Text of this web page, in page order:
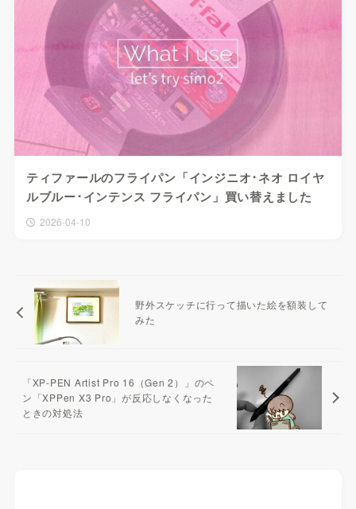
ティファールのフライパン「インジニオ･ネオ ロイヤ
ルブルー･インテンス フライパン」買い替えました
2026-04-10
野外スケッチに行って描いた絵を額装して
みた
「XP-PEN Artist Pro 16（Gen 2）」のペ
ン「XPPen X3 Pro」が反応しなくなった
ときの対処法